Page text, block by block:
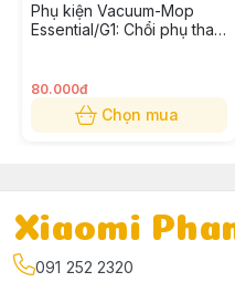
Phụ kiện Vacuum-Mop
Essential/G1: Chổi phụ thay
80.000đ
Chọn mua
Xiaomi
091 252 2320